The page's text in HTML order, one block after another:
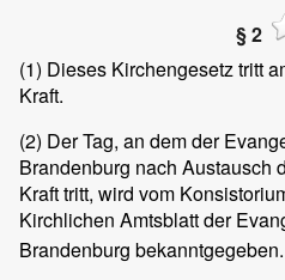
§ 2
(1) Dieses Kirchengesetz tritt
Kraft.
(2) Der Tag, an dem der
Brandenburg nach Austausch
Kraft tritt, wird vom
Kirchlichen Amtsblatt der
Brandenburg bekanntgegeben.